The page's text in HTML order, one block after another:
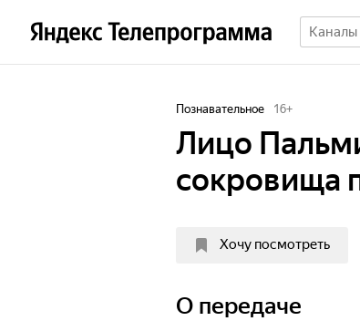
Познавательное 16+
Лицо
сокровища
Хочу посмотреть
О передаче